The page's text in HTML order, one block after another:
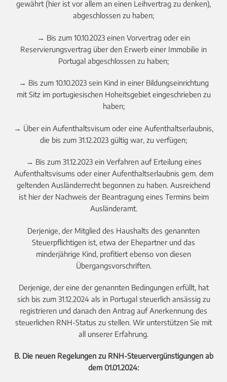
gewährt (hier ist vor allem an einen Leihvertrag zu denken),
abgeschlossen zu haben;
→ Bis zum 10.10.2023 einen Vorvertrag oder ein
Reservierungsvertrag über den Erwerb einer Immobilie in
Portugal abgeschlossen zu haben;
→ Bis zum 10.10.2023 sein Kind in einer Bildungseinrichtung
mit Sitz im portugiesischen Hoheitsgebiet eingeschrieben zu
haben;
→ Über ein Aufenthaltsvisum oder eine Aufenthaltserlaubnis,
die bis zum 31.12.2023 gültig war, zu verfügen;
→ Bis zum 31.12.2023 ein Verfahren auf Erteilung eines
Aufenthaltsvisums oder einer Aufenthaltserlaubnis gem. dem
geltenden Ausländerrecht begonnen zu haben. Ausreichend
ist hier der Nachweis der Beantragung eines Termins beim
Ausländeramt.
Derjenige, der Mitglied des Haushalts des genannten
Steuerpflichtigen ist, etwa der Ehepartner und das
minderjährige Kind, profitiert ebenso von diesen
Übergangsvorschriften.
Derjenige, der eine der genannten Bedingungen erfüllt, hat
sich bis zum 31.12.2024 als in Portugal steuerlich ansässig zu
registrieren und danach den Antrag auf Anerkennung des
steuerlichen RNH-Status zu stellen. Wir unterstützen Sie mit
all unserer Erfahrung.
B. Die neuen Regelungen zu RNH-Steuervergünstigungen ab
dem 01.01.2024: